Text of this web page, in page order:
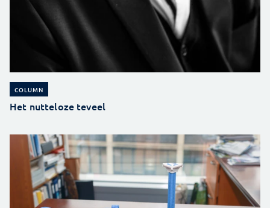
COLUMN
Het nutteloze teveel